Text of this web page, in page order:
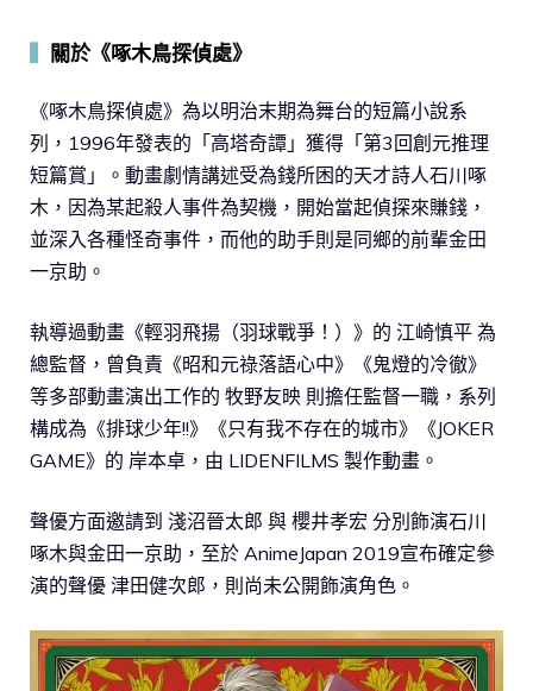
關於《啄木鳥探偵處》
《啄木鳥探偵處》為以明治末期為舞台的短篇小說系
列，1996年發表的「高塔奇譚」獲得「第3回創元推理
短篇賞」。動畫劇情講述受為錢所困的天才詩人石川啄
木，因為某起殺人事件為契機，開始當起偵探來賺錢，
並深入各種怪奇事件，而他的助手則是同鄉的前輩金田
一京助。
執導過動畫《輕羽飛揚（羽球戰爭！）》的 江崎慎平 為
總監督，曾負責《昭和元祿落語心中》《鬼燈的冷徹》
等多部動畫演出工作的 牧野友映 則擔任監督一職，系列
構成為《排球少年!!》《只有我不存在的城市》《JOKER
GAME》的 岸本卓，由 LIDENFILMS 製作動畫。
聲優方面邀請到 淺沼晉太郎 與 櫻井孝宏 分別飾演石川
啄木與金田一京助，至於 AnimeJapan 2019宣布確定參
演的聲優 津田健次郎，則尚未公開飾演角色。